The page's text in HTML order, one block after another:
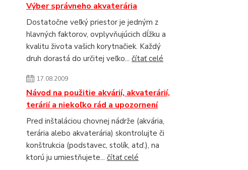
Výber správneho akvaterária
Dostatočne veľký priestor je jedným z
hlavných faktorov, ovplyvňujúcich dĺžku a
kvalitu života vašich korytnačiek. Každý
druh dorastá do určitej veľko... čítať celé
17.08.2009
Návod na použitie akvárií, akvaterárií,
terárií a niekoľko rád a upozornení
Pred inštaláciou chovnej nádrže (akvária,
terária alebo akvaterária) skontrolujte či
konštrukcia (podstavec, stolík, atď.), na
ktorú ju umiestňujete... čítať celé